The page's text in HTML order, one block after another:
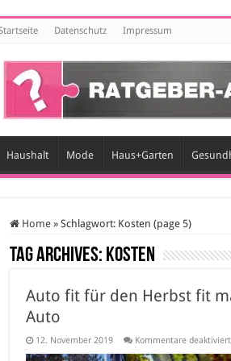
Datenschutz Impressum
Haushalt Mode Haus+Garten
Home » Schlagwort: Kosten (page 5)
Tag Archives: Kosten
Auto fit für den Herbst fit
Auto
12. November 2019 Kommentare deaktiviert